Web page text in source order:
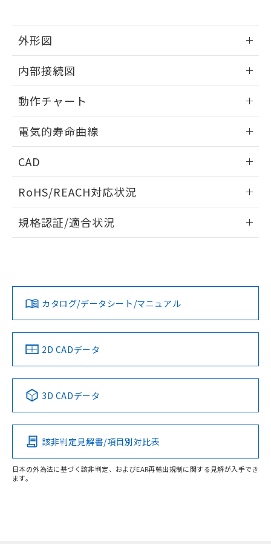
外形図
内部接続図
動作チャート
電気的寿命曲線
CAD
ドすることができます。
ログイン/会員登録
ダウンロードデータをご利用いただく前に、以下を必ずお読
みください。
ソフトウェアの使用条件
RoHS/REACH対応状況
H3CA-8H DC24のRoHS対応状況については、営業部門もしく
この製品のRoHS/REACH対応状況ページへ
規格認証/適合状況
LR型式承認
（イギリス
船舶規格）
DNV型式承認
（ノルウェー
BV型式承認
（フランス
KR型式
（韓国
Yes No No No
この製品の規格認証/適合状況ページへ
その他の認証はこちらのページからご検索ください
カタログ/データシート/マニュアル
2D CADデータ
3D CADデータ
該非判定見解書/項目別対比表
日本の外為法に基づく該非判定、およびEAR再輸出規制に関する見解が入手でき
ます。
の共同利用に関して"
の「1.共同利
用者の範囲」に記載されている法人を
指します。
EU RoHS指令（10物質）の非含有証明書
51物質の非含有証明書（当社基準）
※本証明書は発行日時点で非含有を証明す
るもので、過去に遡って非含有を証明する
また、RoHS指令のフタル酸エステル類４
物質の対応では、対応完了までの期間は出
荷製品に未対応品が混在することから備考
り、2022年1月12日より割愛しておりま
す。